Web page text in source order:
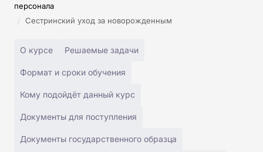
персонала
/ Сестринский уход за новорожденным
О курсе Решаемые задачи
Формат и сроки обучения
Кому подойдёт данный курс
Документы для поступления
Документы государственного образца